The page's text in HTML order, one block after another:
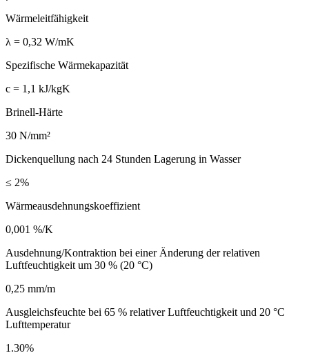
Wärmeleitfähigkeit
λ = 0,32 W/mK
Spezifische Wärmekapazität
c = 1,1 kJ/kgK
Brinell-Härte
30 N/mm²
Dickenquellung nach 24 Stunden Lagerung in Wasser
≤ 2%
Wärmeausdehnungskoeffizient
0,001 %/K
Ausdehnung/Kontraktion bei einer Änderung der relativen
Luftfeuchtigkeit um 30 % (20 °C)
0,25 mm/m
Ausgleichsfeuchte bei 65 % relativer Luftfeuchtigkeit und 20 °C
Lufttemperatur
1.30%